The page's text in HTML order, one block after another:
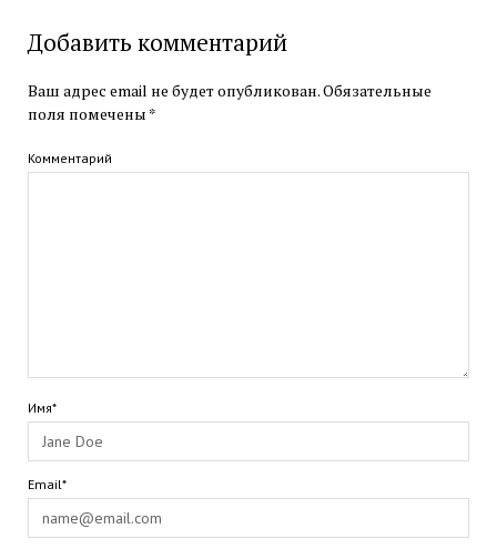
Добавить комментарий
Ваш адрес email не будет опубликован.Обязательные
поля помечены *
Комментарий
Имя*
Email*